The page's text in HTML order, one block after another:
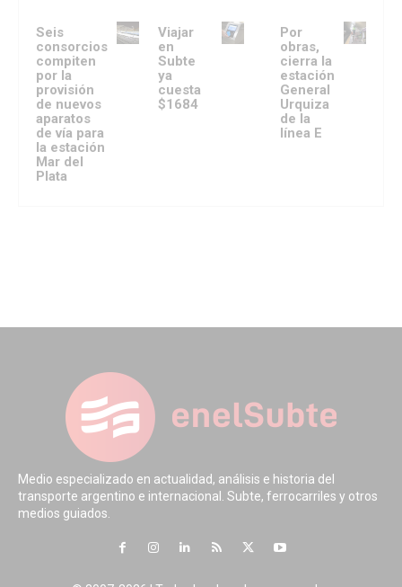
Seis
consorcios
compiten
por la
provisión
de nuevos
aparatos
de vía para
la estación
Mar del
Plata
Viajar
en
Subte
ya
cuesta
$1684
Por
obras,
cierra la
estación
General
Urquiza
de la
línea E
Medio especializado en actualidad, análisis e historia del
transporte argentino e internacional. Subte, ferrocarriles y otros
medios guiados.